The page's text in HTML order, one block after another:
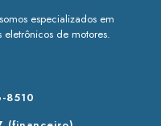
especializados em
de motores.
8510